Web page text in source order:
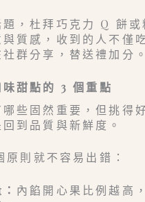
題，杜拜巧克力 Q 餅或
質感，收到的人不僅
群分享，替送禮加分。
甜點的 3 個重點
些固然重要，但挑得
到品質與新鮮度。
則就不容易出錯：
內餡開心果比例越高